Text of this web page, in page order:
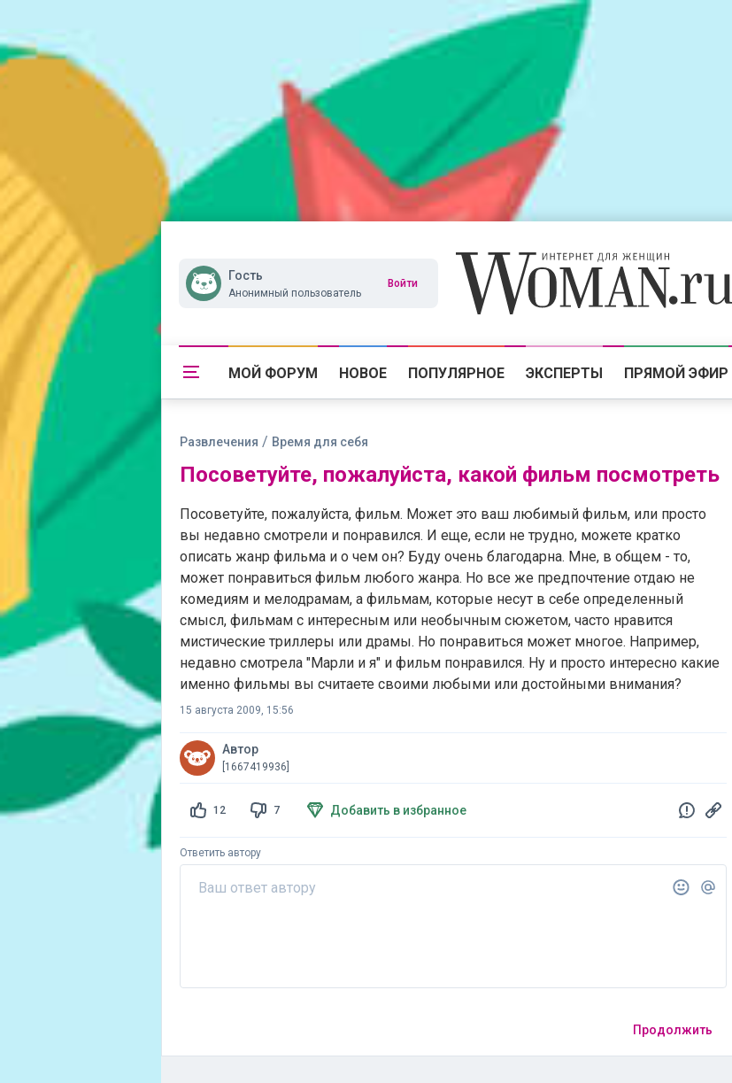
Гость
Анонимный пользователь
Войти
МОЙ ФОРУМ НОВОЕ ПОПУЛЯРНОЕ ЭКСПЕРТЫ ПРЯМОЙ ЭФИР
Развлечения / Время для себя
Посоветуйте, пожалуйста, какой фильм посмотреть
Посоветуйте, пожалуйста, фильм. Может это ваш любимый фильм, или просто
вы недавно смотрели и понравился. И еще, если не трудно, можете кратко
описать жанр фильма и о чем он? Буду очень благодарна. Мне, в общем - то,
может понравиться фильм любого жанра. Но все же предпочтение отдаю не
комедиям и мелодрамам, а фильмам, которые несут в себе определенный
смысл, фильмам с интересным или необычным сюжетом, часто нравится
мистические триллеры или драмы. Но понравиться может многое. Например,
недавно смотрела "Марли и я" и фильм понравился. Ну и просто интересно какие
именно фильмы вы считаете своими любыми или достойными внимания?
15 августа 2009, 15:56
Автор
[1667419936]
12 7 Добавить в избранное
Ответить автору
Продолжить